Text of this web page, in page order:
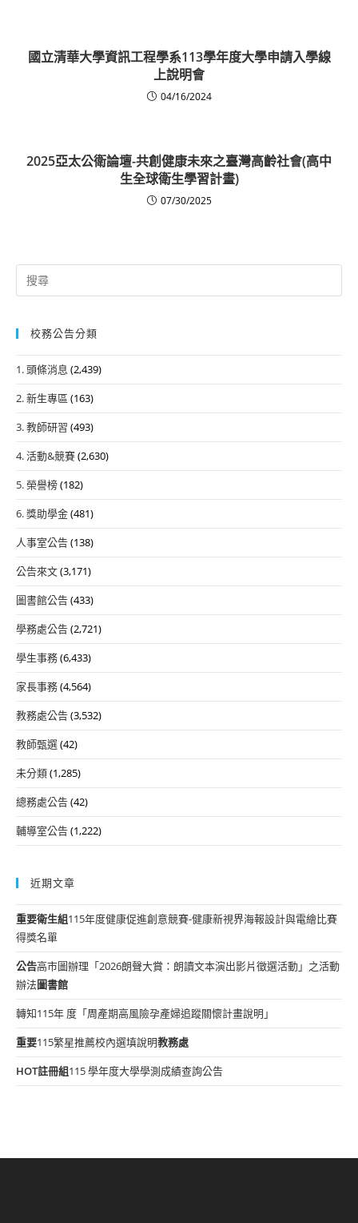
國立清華大學資訊工程學系113學年度大學申請入學線
上說明會
04/16/2024
2025亞太公衛論壇-共創健康未來之臺灣高齡社會(高中
生全球衛生學習計畫)
07/30/2025
Search
for:
校務公告分類
1. 頭條消息 (2,439)
2. 新生專區 (163)
3. 教師研習 (493)
4. 活動&競賽(2,630)
5. 榮譽榜(182)
6. 獎助學金(481)
人事室公告(138)
公告來文(3,171)
圖書館公告(433)
學務處公告(2,721)
學生事務(6,433)
家長事務(4,564)
教務處公告(3,532)
教師甄選(42)
未分類(1,285)
總務處公告(42)
輔導室公告(1,222)
近期文章
重要衛生組115年度健康促進創意競賽-健康新視界海報設計與電繪比賽
得獎名單
公告高市圖辦理「2026朗聲大賞：朗讀文本演出影片徵選活動」之活動
辦法圖書館
轉知115年 度「周產期高風險孕產婦追蹤關懷計畫說明」
重要115繁星推薦校內選填說明教務處
HOT註冊組115 學年度大學學測成績查詢公告